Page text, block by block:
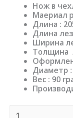
Нож в
Маериал
Длина :
Длина
Ширина
Толщина
Диаметр
Вес : 90